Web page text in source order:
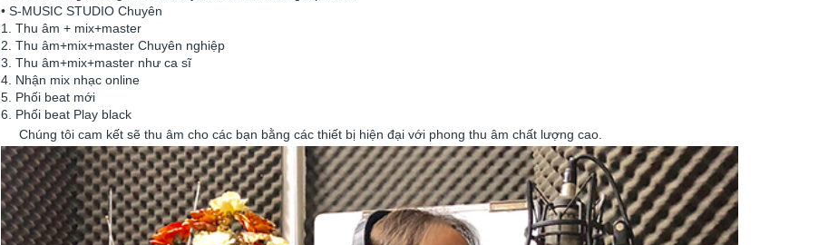
• S-MUSIC STUDIO Chuyên
1. Thu âm + mix+master
2. Thu âm+mix+master Chuyên nghiệp
3. Thu âm+mix+master như ca sĩ
4. Nhận mix nhạc online
5. Phối beat mới
6. Phối beat Play black
Chúng tôi cam kết sẽ thu âm cho các bạn bằng các thiết bị hiện đại với phong thu âm chất lượng cao.